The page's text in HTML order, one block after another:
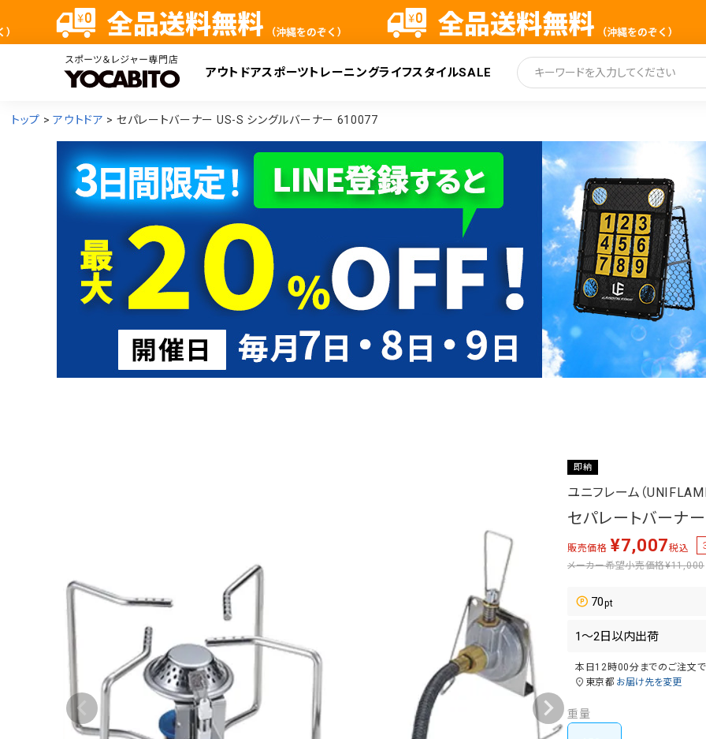
アウトドアスポーツ トレーニングライフスタイルSALE
検索
トップ アウトドア セパレートバーナー US-S シングルバーナー 610077
即納
ユニフレーム（
セパレートバーナ
販売価格 ¥7,007税込
メーカー希望小売価格¥11,000
70
本日 12時00分 までのご注文で
東京都 お届け先を変更
重量